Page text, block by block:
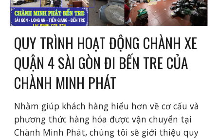
QUY TRÌNH HOẠT ĐỘNG CHÀNH XE
QUẬN 4 SÀI GÒN ĐI BẾN TRE CỦA
CHÀNH MINH PHÁT
Nhằm giúp khách hàng hiểu hơn về cơ cấu và
phương thức hàng hóa được vận chuyển tại
Chành Minh Phát, chúng tôi sẽ giới thiệu quy